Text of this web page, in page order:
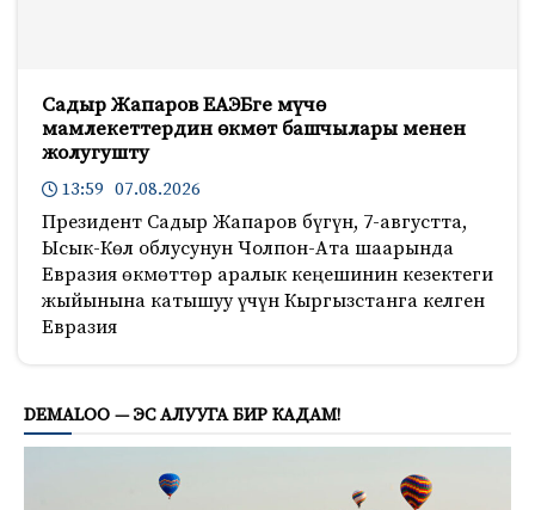
Садыр Жапаров ЕАЭБге мүчө
мамлекеттердин өкмөт башчылары менен
жолугушту
13:59 07.08.2026
Президент Садыр Жапаров бүгүн, 7-августта,
Ысык-Көл облусунун Чолпон-Ата шаарында
Евразия өкмөттөр аралык кеңешинин кезектеги
жыйынына катышуу үчүн Кыргызстанга келген
Евразия
DEMALOO — ЭС АЛУУГА БИР КАДАМ!